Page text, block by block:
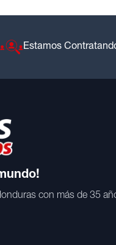
Estamos
con más de 35